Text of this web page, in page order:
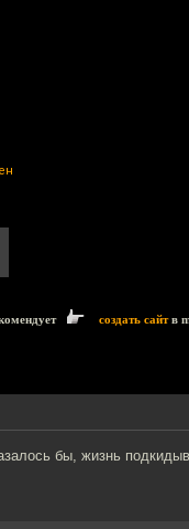
создать сайтв
бы, жизнь